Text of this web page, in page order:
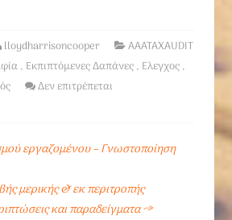
lloydharrisoncooper
AAATAXAUDIT
, Εκπιπτόμενες Δαπάνες, Ελεγχος,
Δεν επιτρέπεται
εργαζομένου – Γνωστοποίηση
μερικής & εκ περιτροπής
και παραδείγματα→